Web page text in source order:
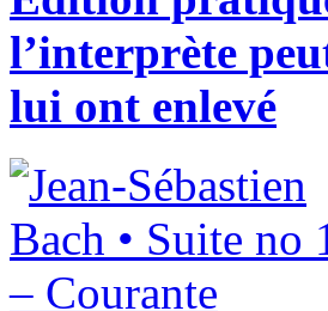
l’interprète
lui ont enlevé